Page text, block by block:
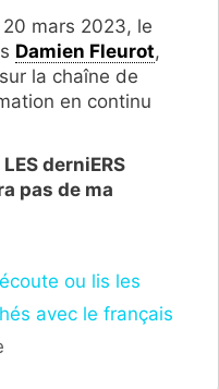
20 mars 2023, le
Damien Fleurot,
la chaîne de
en continu
LES derniERS
pas de ma
ou lis les
avec le français